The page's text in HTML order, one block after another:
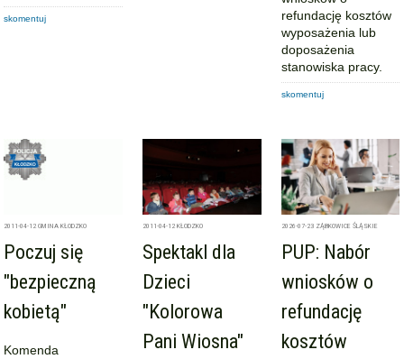
skomentuj
refundację kosztów
wyposażenia lub
doposażenia
stanowiska pracy.
skomentuj
2011-04-12 GMINA KŁODZKO
Poczuj się
"bezpieczną
kobietą"
Komenda
2011-04-12 KŁODZKO
Spektakl dla
Dzieci
"Kolorowa
Pani Wiosna"
2026-07-23 ZĄBKOWICE ŚLĄSKIE
PUP: Nabór
wniosków o
refundację
kosztów